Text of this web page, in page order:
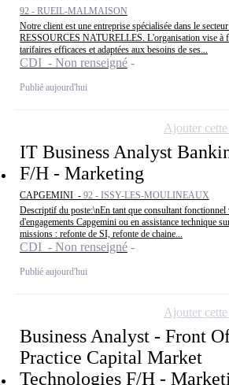
92 - RUEIL-MALMAISON
Notre client est une entreprise spécialisée dans le
RESSOURCES NATURELLES. L'organisation vise à
tarifaires efficaces et adaptées aux besoins de ses...
CDI - Non renseigné
Publié aujourd'hui
IT Business Analyst
F/H - Marketing
CAPGEMINI - 92 - ISSY-LES-MOULINEAUX
Descriptif du poste:\nEn tant que consultant fonctionnel
d'engagements Capgemini ou en assistance technique
missions : refonte de SI, refonte de chaine...
CDI - Non renseigné
Publié aujourd'hui
Ajouter
Business Analyst - Front
Practice Capital Market
Technologies F/H -
Ajouter